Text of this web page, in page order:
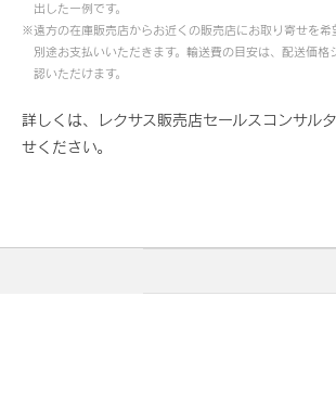
出した一例です。
※遠方の在庫販売店からお近くの販売店にお取り寄せを希
別途お支払いいただきます。輸送費の目安は、配送価格
認いただけます。
詳しくは、レクサス販売店セールスコンサル
せください。